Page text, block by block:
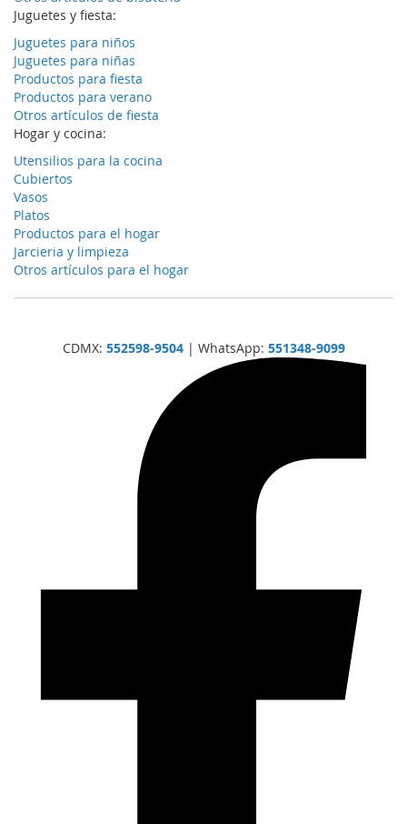
Juguetes y fiesta:
Juguetes para niños
Juguetes para niñas
Productos para fiesta
Productos para verano
Otros artículos de fiesta
Hogar y cocina:
Utensilios para la cocina
Cubiertos
Vasos
Platos
Productos para el hogar
Jarcieria y limpieza
Otros artículos para el hogar
CDMX: 552598-9504| WhatsApp: 551348-9099